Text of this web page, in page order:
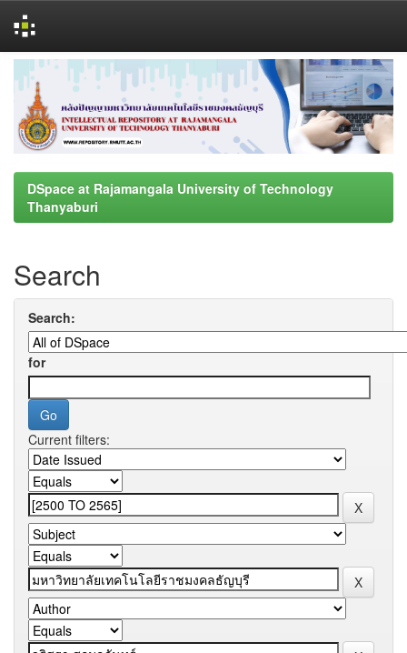
navigation
DSpace at Rajamangala University of Technology
Thanyaburi
Search
Search:
for
Current filters: